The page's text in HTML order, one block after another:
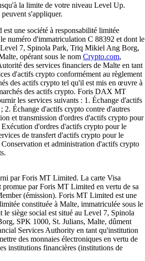
la limite de votre niveau Level Up.
s'appliquer.
une société à responsabilité limitée
numéro d'immatriculation C 88392 et dont le
Level 7, Spinola Park, Triq Mikiel Ang Borg,
opérant sous le nom Crypto.com,
des services financiers de Malte en tant
d'actifs crypto conformément au règlement
des actifs crypto tel qu'il est mis en œuvre à
des actifs crypto. Foris DAX MT
les services suivants : 1. Échange d'actifs
2. Échange d'actifs crypto contre d'autres
et transmission d'ordres d'actifs crypto pour
d'ordres d'actifs crypto pour le
de transfert d'actifs crypto pour le
et administration d'actifs crypto
par Foris MT Limited. La carte Visa
promue par Foris MT Limited en vertu de sa
(émission). Foris MT Limited est une
constituée à Malte, immatriculée sous le
le siège social est situé au Level 7, Spinola
SPK 1000, St. Julians, Malte, dûment
Services Authority en tant qu'institution
des monnaies électroniques en vertu de
institutions financières (institutions de